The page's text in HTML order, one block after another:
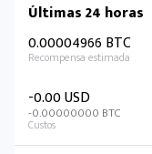
Últimas 24 horas
0.00004966 BTC
-0.00 USD
-0.00000000 BTC